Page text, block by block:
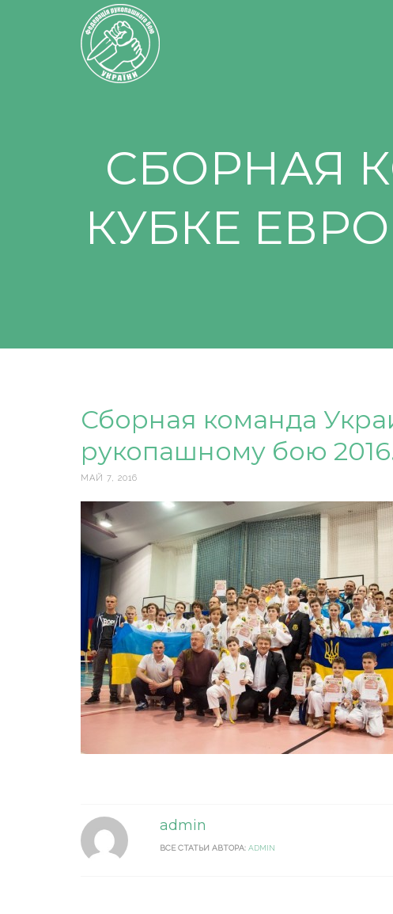
СБОРНАЯ
КУБКЕ
Сборная команда
рукопашному бою
МАЙ 7, 2016
admin
ВСЕ СТАТЬИ АВТОРА: ADMIN